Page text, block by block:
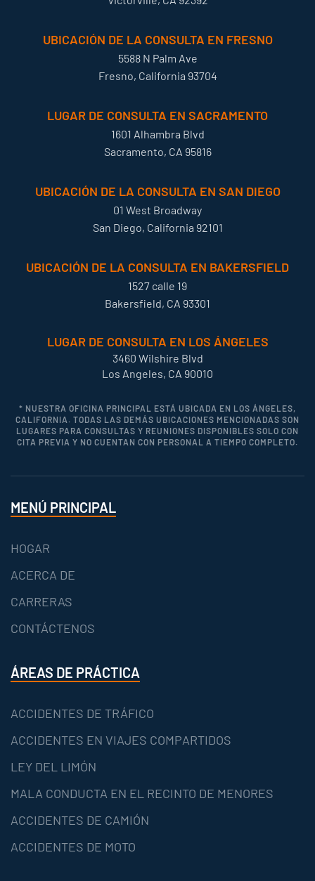
UBICACIÓN DE LA CONSULTA EN FRESNO
5588 N Palm Ave
Fresno, California 93704
LUGAR DE CONSULTA EN SACRAMENTO
1601 Alhambra Blvd
Sacramento, CA 95816
UBICACIÓN DE LA CONSULTA EN SAN DIEGO
01 West Broadway
San Diego, California 92101
UBICACIÓN DE LA CONSULTA EN BAKERSFIELD
1527 calle 19
Bakersfield, CA 93301
LUGAR DE CONSULTA EN LOS ÁNGELES
3460 Wilshire Blvd
Los Angeles, CA 90010
* NUESTRA OFICINA PRINCIPAL ESTÁ UBICADA EN LOS ÁNGELES,
CALIFORNIA. TODAS LAS DEMÁS UBICACIONES MENCIONADAS SON
LUGARES PARA CONSULTAS Y REUNIONES DISPONIBLES SOLO CON
CITA PREVIA Y NO CUENTAN CON PERSONAL A TIEMPO COMPLETO.
MENÚ PRINCIPAL
HOGAR
ACERCA DE
CARRERAS
CONTÁCTENOS
ÁREAS DE PRÁCTICA
ACCIDENTES DE TRÁFICO
ACCIDENTES EN VIAJES COMPARTIDOS
LEY DEL LIMÓN
MALA CONDUCTA EN EL RECINTO DE MENORES
ACCIDENTES DE CAMIÓN
ACCIDENTES DE MOTO